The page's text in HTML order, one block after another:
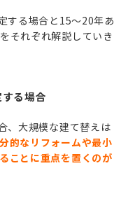
する場合と15〜20年あ
それぞれ解説していき
る場合
、大規模な建て替えは
的なリフォームや最小
ことに重点を置くのが